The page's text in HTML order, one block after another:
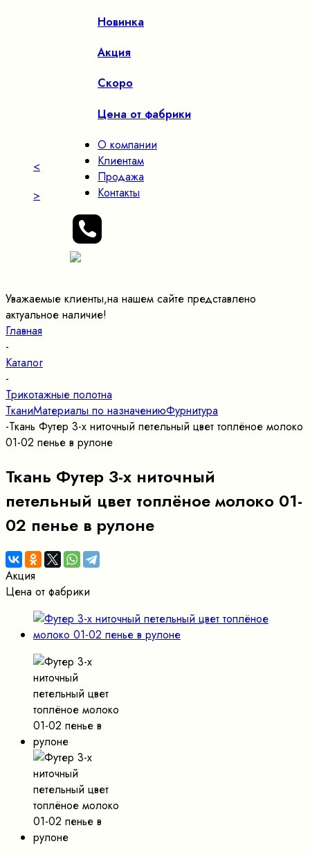
Новинка
Акция
Скоро
Цена от фабрики
О компании
Клиентам
Продажа
Контакты
Уважаемые клиенты,на нашем сайте представлено
актуальное наличие!
Главная
-
Каталог
-
Трикотажные полотна
ТканиМатериалы по назначениюФурнитура
-Ткань Футер 3-х ниточный петельный цвет топлёное молоко
01-02 пенье в рулоне
Ткань Футер 3-х ниточный
петельный цвет топлёное молоко 01-
02 пенье в рулоне
Акция
Цена от фабрики
<
>